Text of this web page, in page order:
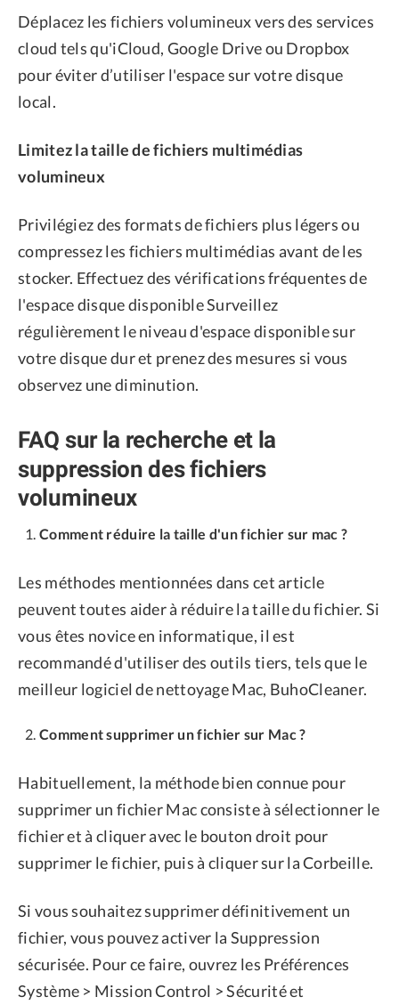
Déplacez les fichiers volumineux vers des services
cloud tels qu'iCloud, Google Drive ou Dropbox
pour éviter d’utiliser l'espace sur votre disque
local.
Limitez la taille de fichiers multimédias
volumineux
Privilégiez des formats de fichiers plus légers ou
compressez les fichiers multimédias avant de les
stocker. Effectuez des vérifications fréquentes de
l'espace disque disponible Surveillez
régulièrement le niveau d'espace disponible sur
votre disque dur et prenez des mesures si vous
observez une diminution.
FAQ sur la recherche et la
suppression des fichiers
volumineux
Comment réduire la taille d'un fichier sur mac ?
Les méthodes mentionnées dans cet article
peuvent toutes aider à réduire la taille du fichier. Si
vous êtes novice en informatique, il est
recommandé d'utiliser des outils tiers, tels que le
meilleur logiciel de nettoyage Mac, BuhoCleaner.
Comment supprimer un fichier sur Mac ?
Habituellement, la méthode bien connue pour
supprimer un fichier Mac consiste à sélectionner le
fichier et à cliquer avec le bouton droit pour
supprimer le fichier, puis à cliquer sur la Corbeille.
Si vous souhaitez supprimer définitivement un
fichier, vous pouvez activer la Suppression
sécurisée. Pour ce faire, ouvrez les Préférences
Système > Mission Control > Sécurité et